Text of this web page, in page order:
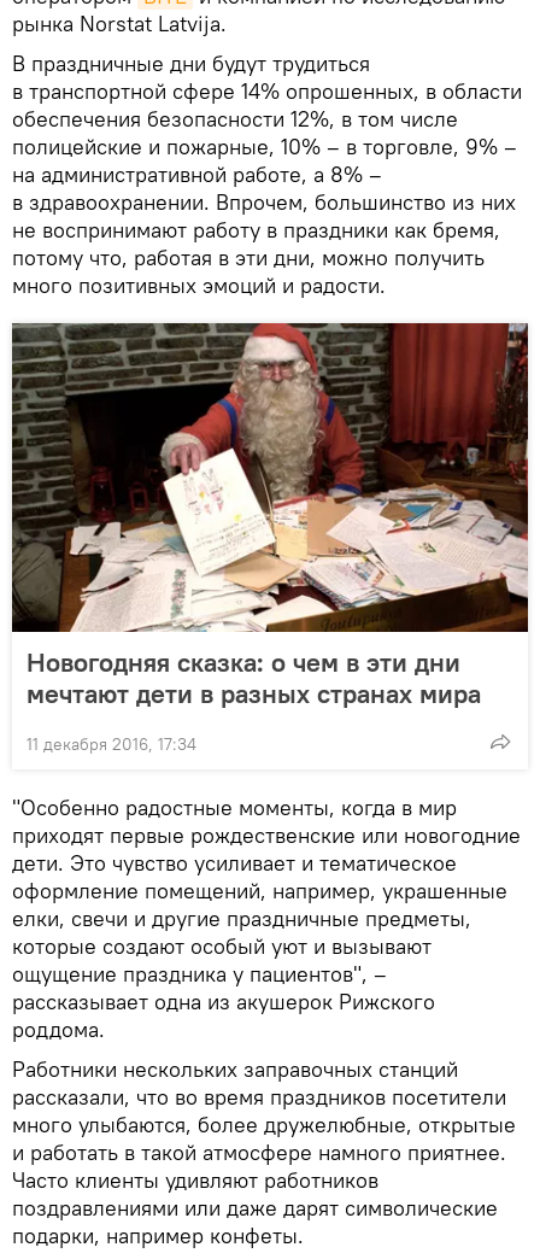
рынка Norstat Latvija.
В праздничные дни будут трудиться
в транспортной сфере 14% опрошенных, в области
обеспечения безопасности 12%, в том числе
полицейские и пожарные, 10% – в торговле, 9% –
на административной работе, а 8% –
в здравоохранении. Впрочем, большинство из них
не воспринимают работу в праздники как бремя,
потому что, работая в эти дни, можно получить
много позитивных эмоций и радости.
Новогодняя сказка: о чем в эти дни
мечтают дети в разных странах мира
11 декабря 2016, 17:34
"Особенно радостные моменты, когда в мир
приходят первые рождественские или новогодние
дети. Это чувство усиливает и тематическое
оформление помещений, например, украшенные
елки, свечи и другие праздничные предметы,
которые создают особый уют и вызывают
ощущение праздника у пациентов", –
рассказывает одна из акушерок Рижского
роддома.
Работники нескольких заправочных станций
рассказали, что во время праздников посетители
много улыбаются, более дружелюбные, открытые
и работать в такой атмосфере намного приятнее.
Часто клиенты удивляют работников
поздравлениями или даже дарят символические
подарки, например конфеты.